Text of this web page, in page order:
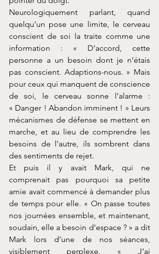
Neurologiquement parlant, quand
quelqu’un pose une limite, le cerveau
conscient de soi la traite comme une
information : « D’accord, cette
personne a un besoin dont je n’étais
pas conscient. Adaptions-nous. » Mais
pour ceux qui manquent de conscience
de soi, le cerveau sonne l’alarme :
« Danger ! Abandon imminent ! » Leurs
mécanismes de défense se mettent en
marche, et au lieu de comprendre les
besoins de l’autre, ils sombrent dans
des sentiments de rejet.
Et puis il y avait Mark, qui ne
comprenait pas pourquoi sa petite
amie avait commencé à demander plus
de temps pour elle. « On passe toutes
nos journées ensemble, et maintenant,
soudain, elle a besoin d’espace ? » a dit
Mark lors d’une de nos séances,
visiblement perplexe. « J’ai